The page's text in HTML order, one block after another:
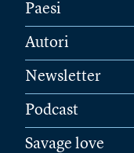
Paesi
Autori
Newsletter
Podcast
Savage love